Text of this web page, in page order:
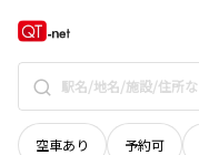
空車あり 予約可
栃木県